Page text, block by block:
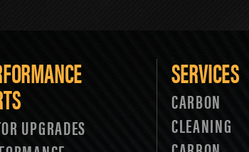
UPGRADES
SERVICES
CARBON
CLEANING